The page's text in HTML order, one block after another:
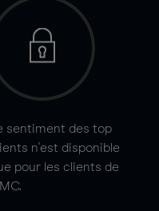
sentiment des top
n'est disponible
pour les clients de